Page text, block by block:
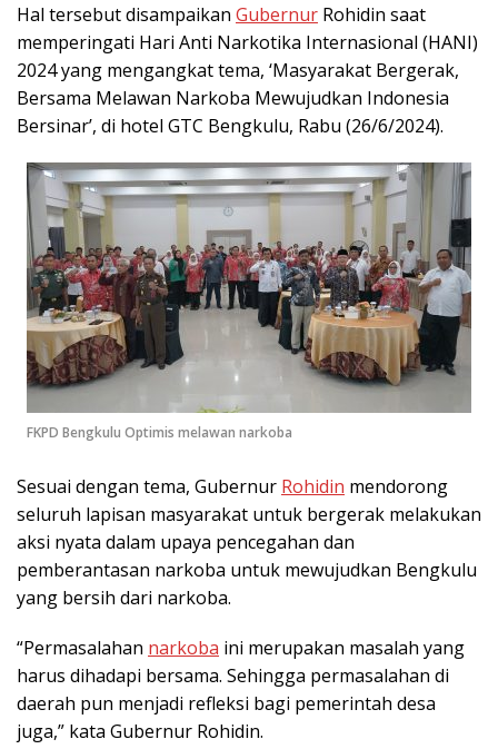
Hal tersebut disampaikan Gubernur Rohidin saat
memperingati Hari Anti Narkotika Internasional (HANI)
2024 yang mengangkat tema, ‘Masyarakat Bergerak,
Bersama Melawan Narkoba Mewujudkan Indonesia
Bersinar’, di hotel GTC Bengkulu, Rabu (26/6/2024).
FKPD Bengkulu Optimis melawan narkoba
Sesuai dengan tema, Gubernur Rohidin mendorong
seluruh lapisan masyarakat untuk bergerak melakukan
aksi nyata dalam upaya pencegahan dan
pemberantasan narkoba untuk mewujudkan Bengkulu
yang bersih dari narkoba.
“Permasalahan narkoba ini merupakan masalah yang
harus dihadapi bersama. Sehingga permasalahan di
daerah pun menjadi refleksi bagi pemerintah desa
juga,” kata Gubernur Rohidin.